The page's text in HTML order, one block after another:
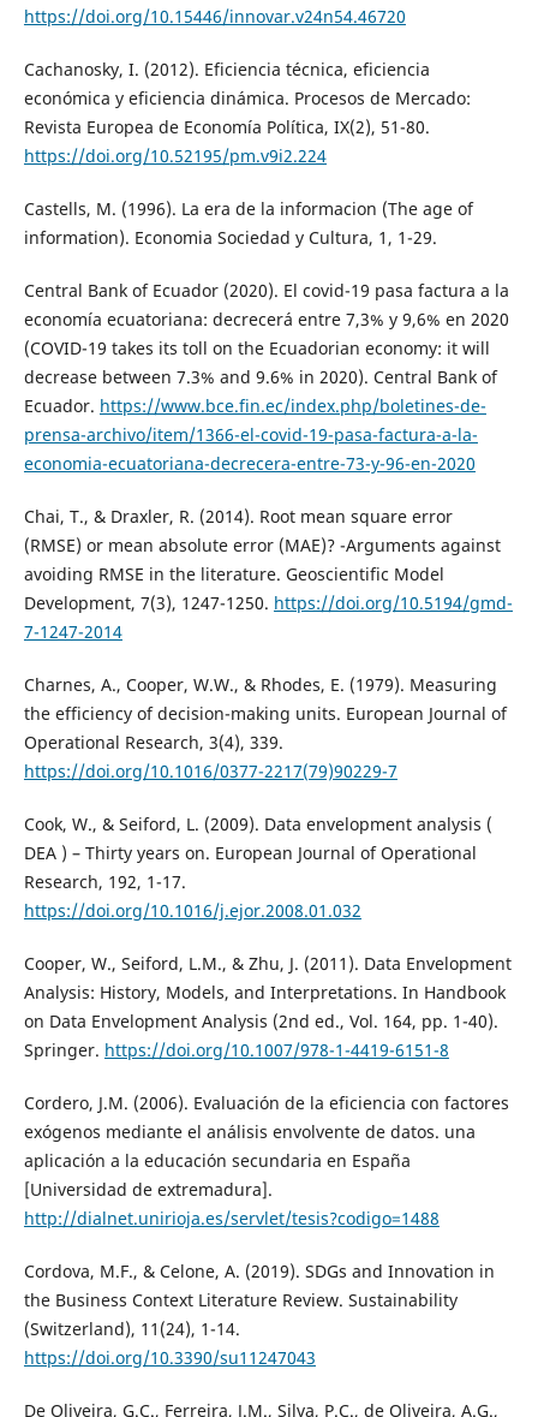
https://doi.org/10.15446/innovar.v24n54.46720
Cachanosky, I. (2012). Eficiencia técnica, eficiencia
económica y eficiencia dinámica. Procesos de Mercado:
Revista Europea de Economía Política, IX(2), 51-80.
https://doi.org/10.52195/pm.v9i2.224
Castells, M. (1996). La era de la informacion (The age of
information). Economia Sociedad y Cultura, 1, 1-29.
Central Bank of Ecuador (2020). El covid-19 pasa factura a la
economía ecuatoriana: decrecerá entre 7,3% y 9,6% en 2020
(COVID-19 takes its toll on the Ecuadorian economy: it will
decrease between 7.3% and 9.6% in 2020). Central Bank of
Ecuador. https://www.bce.fin.ec/index.php/boletines-de-
prensa-archivo/item/1366-el-covid-19-pasa-factura-a-la-
economia-ecuatoriana-decrecera-entre-73-y-96-en-2020
Chai, T., & Draxler, R. (2014). Root mean square error
(RMSE) or mean absolute error (MAE)? -Arguments against
avoiding RMSE in the literature. Geoscientific Model
Development, 7(3), 1247-1250. https://doi.org/10.5194/gmd-
7-1247-2014
Charnes, A., Cooper, W.W., & Rhodes, E. (1979). Measuring
the efficiency of decision-making units. European Journal of
Operational Research, 3(4), 339.
https://doi.org/10.1016/0377-2217(79)90229-7
Cook, W., & Seiford, L. (2009). Data envelopment analysis (
DEA ) – Thirty years on. European Journal of Operational
Research, 192, 1-17.
https://doi.org/10.1016/j.ejor.2008.01.032
Cooper, W., Seiford, L.M., & Zhu, J. (2011). Data Envelopment
Analysis: History, Models, and Interpretations. In Handbook
on Data Envelopment Analysis (2nd ed., Vol. 164, pp. 1-40).
Springer. https://doi.org/10.1007/978-1-4419-6151-8
Cordero, J.M. (2006). Evaluación de la eficiencia con factores
exógenos mediante el análisis envolvente de datos. una
aplicación a la educación secundaria en España
[Universidad de extremadura].
http://dialnet.unirioja.es/servlet/tesis?codigo=1488
Cordova, M.F., & Celone, A. (2019). SDGs and Innovation in
the Business Context Literature Review. Sustainability
(Switzerland), 11(24), 1-14.
https://doi.org/10.3390/su11247043
De Oliveira, G.C., Ferreira, J.M., Silva, P.C., de Oliveira, A.G.,